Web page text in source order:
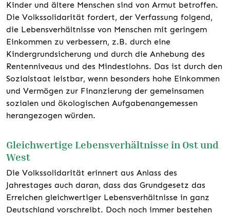
Kinder und ältere Menschen sind von Armut betroffen.
Die Volkssolidarität fordert, der Verfassung folgend,
die Lebensverhältnisse von Menschen mit geringem
Einkommen zu verbessern, z.B. durch eine
Kindergrundsicherung und durch die Anhebung des
Rentenniveaus und des Mindestlohns. Das ist durch den
Sozialstaat leistbar, wenn besonders hohe Einkommen
und Vermögen zur Finanzierung der gemeinsamen
sozialen und ökologischen Aufgabenangemessen
herangezogen würden.
Gleichwertige Lebensverhältnisse in Ost und
West
Die Volkssolidarität erinnert aus Anlass des
Jahrestages auch daran, dass das Grundgesetz das
Erreichen gleichwertiger Lebensverhältnisse in ganz
Deutschland vorschreibt. Doch noch immer bestehen